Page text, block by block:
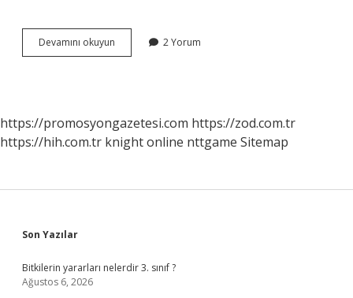
Devamını okuyun
Pusette
2 Yorum
https://promosyongazetesi.com https://zod.com.tr
https://hih.com.tr knight online nttgame Sitemap
Sidebar
Son Yazılar
Bitkilerin yararları nelerdir 3. sınıf ?
Ağustos 6, 2026